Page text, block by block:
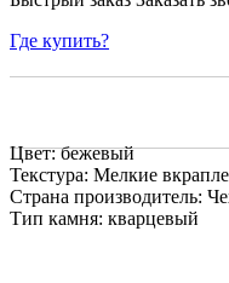
Где купить?
Цвет: бежевый
Текстура: Мелкие
Страна производитель:
Тип камня: кварцевый